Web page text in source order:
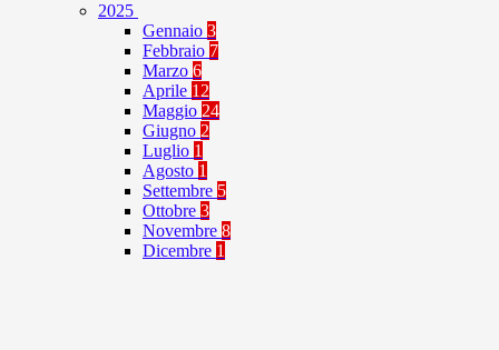
2025
Gennaio 3
Febbraio 7
Marzo 6
Aprile 12
Maggio 24
Giugno 2
Luglio 1
Agosto 1
Settembre 5
Ottobre 3
Novembre 8
Dicembre 1